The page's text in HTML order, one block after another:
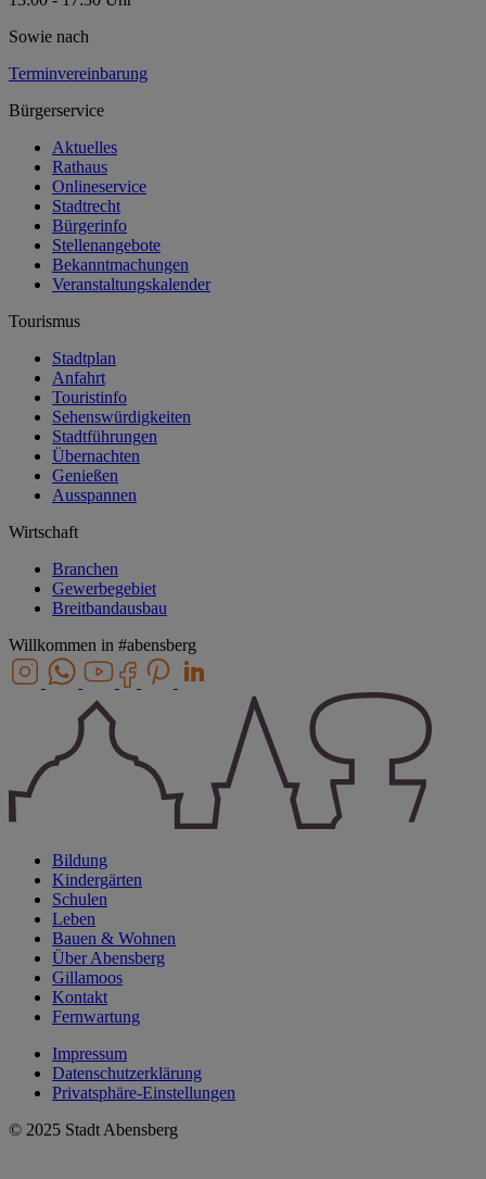
Sowie nach
Terminvereinbarung
Bürgerservice
Aktuelles
Rathaus
Onlineservice
Stadtrecht
Bürgerinfo
Stellenangebote
Bekanntmachungen
Veranstaltungskalender
Tourismus
Stadtplan
Anfahrt
Touristinfo
Sehenswürdigkeiten
Stadtführungen
Übernachten
Genießen
Ausspannen
Wirtschaft
Branchen
Gewerbegebiet
Breitbandausbau
Willkommen in #abensberg
Bildung
Kindergärten
Schulen
Leben
Bauen & Wohnen
Über Abensberg
Gillamoos
Kontakt
Fernwartung
Impressum
Datenschutzerklärung
Privatsphäre-Einstellungen
© 2025 Stadt Abensberg